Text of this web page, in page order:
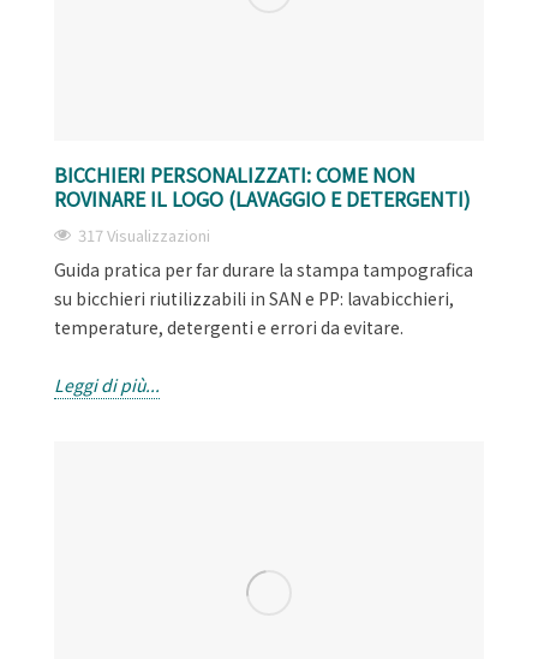
BICCHIERI PERSONALIZZATI: COME NON
ROVINARE IL LOGO (LAVAGGIO E DETERGENTI)
317 Visualizzazioni
Guida pratica per far durare la stampa tampografica
su bicchieri riutilizzabili in SAN e PP: lavabicchieri,
temperature, detergenti e errori da evitare.
Leggi di più...